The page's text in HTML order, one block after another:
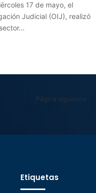
17 de mayo, el
Judicial (OIJ), realizó
Página siguiente
Etiquetas